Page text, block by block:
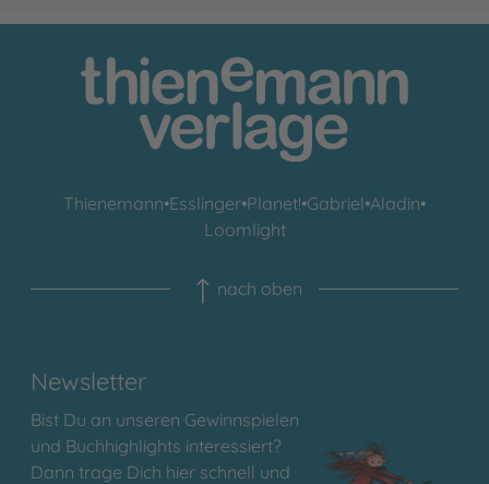
Thienemann•Esslinger•Planet!•Gabriel•Aladin•
Loomlight
nach oben
Newsletter
Bist Du an unseren Gewinnspielen
und Buchhighlights interessiert?
Dann trage Dich hier schnell und